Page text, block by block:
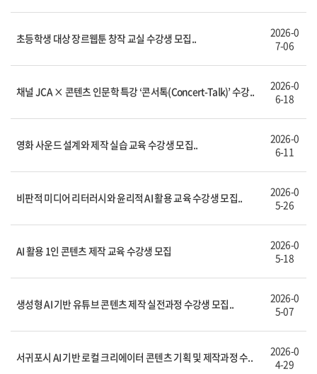
초등학생 대상 장르웹툰 창작 교실 수강생 모집..
2026-0
7-06
채널 JCA × 콘텐츠 인문학 특강 ‘콘서톡(Concert-Talk)’ 수강..
2026-0
6-18
영화 사운드 설계와 제작 실습 교육 수강생 모집..
2026-0
6-11
비판적 미디어 리터러시와 윤리적 AI 활용 교육 수강생 모집..
2026-0
5-26
AI 활용 1인 콘텐츠 제작 교육 수강생 모집
2026-0
5-18
생성형 AI 기반 유튜브 콘텐츠 제작 실전과정 수강생 모집..
2026-0
5-07
서귀포시 AI 기반 로컬 크리에이터 콘텐츠 기획 및 제작과정 수..
2026-0
4-29